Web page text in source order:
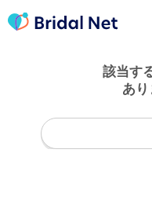
該当す
あ